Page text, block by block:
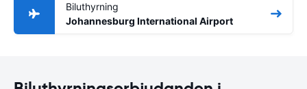
Biluthyrning
Johannesburg International Airport